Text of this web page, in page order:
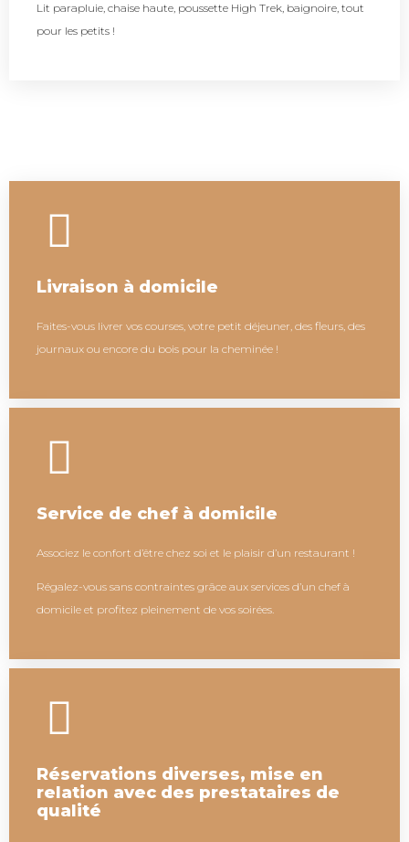
Lit parapluie, chaise haute, poussette High Trek, baignoire, tout
pour les petits !
Livraison à domicile
Faites-vous livrer vos courses, votre petit déjeuner, des fleurs, des
journaux ou encore du bois pour la cheminée !
Service de chef à domicile
Associez le confort d’être chez soi et le plaisir d’un restaurant !
Régalez-vous sans contraintes grâce aux services d’un chef à
domicile et profitez pleinement de vos soirées.
Réservations diverses, mise en
relation avec des prestataires de
qualité